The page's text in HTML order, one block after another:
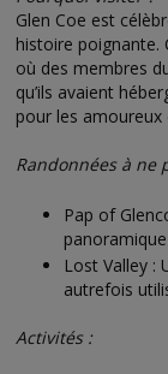
Glen Coe est
histoire poignante.
où des membres
qu’ils avaient
pour les
Randonnées à ne
Pap of
Lost Valley :
autrefois
Activités :